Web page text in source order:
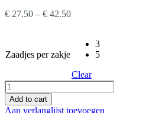
€ 27.50 – € 42.50
Zaadjes per zakje
3
5
Clear
Add to cart
Aan verlanglijst toevoegen